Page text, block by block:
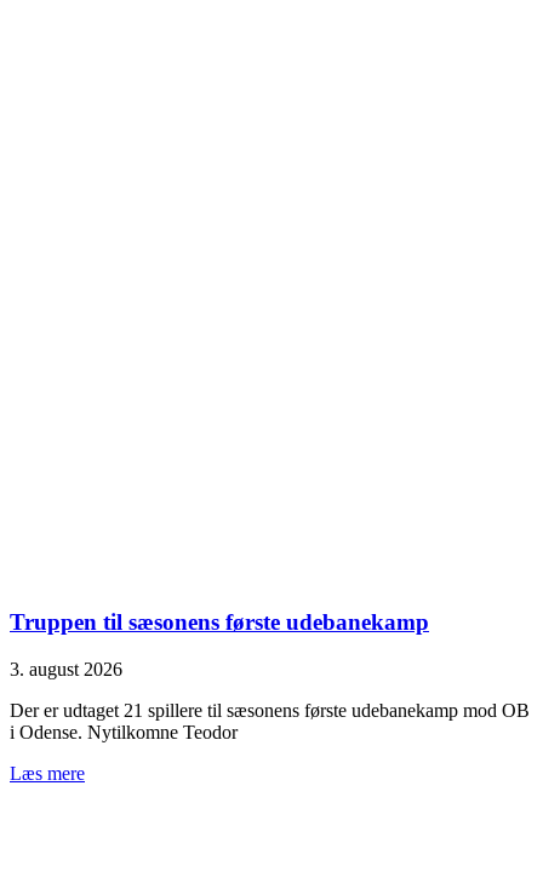
Truppen til sæsonens første udebanekamp
3. august 2026
Der er udtaget 21 spillere til sæsonens første udebanekamp mod OB
i Odense. Nytilkomne Teodor
Læs mere